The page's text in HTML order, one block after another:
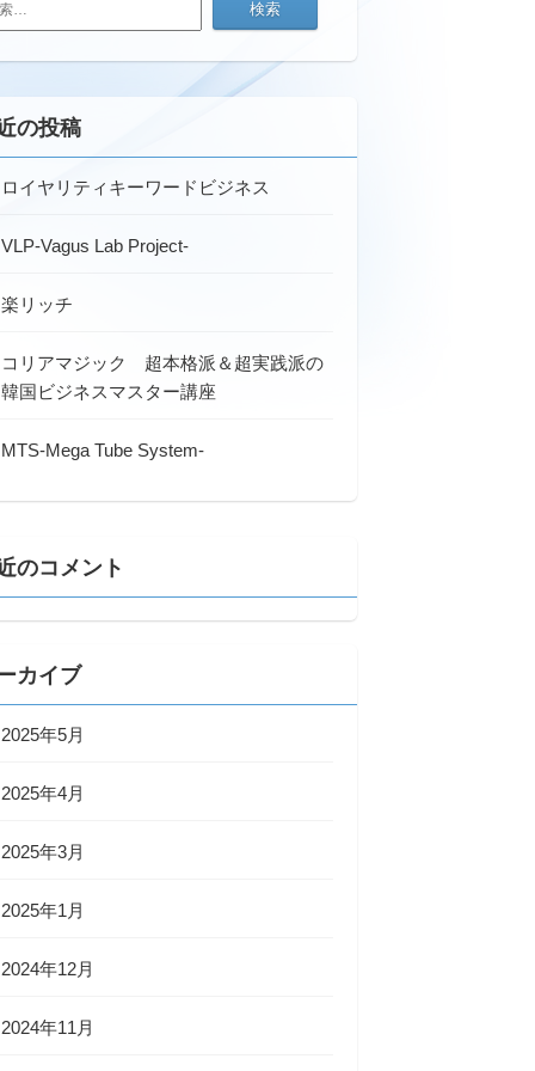
の投稿
ロイヤリティキーワードビジネス
VLP-Vagus Lab Project-
楽リッチ
コリアマジック 超本格派＆超実践派の
韓国ビジネスマスター講座
MTS-Mega Tube System-
のコメント
カイブ
2025年5月
2025年4月
2025年3月
2025年1月
2024年12月
2024年11月